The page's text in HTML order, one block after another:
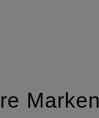
Marken